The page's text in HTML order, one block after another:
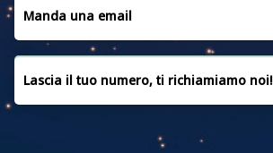
CONVENZIONI
CONTATTACI
PRIVACY POLICY
Manda una email
Lascia il tuo numero, ti richiamiamo noi!